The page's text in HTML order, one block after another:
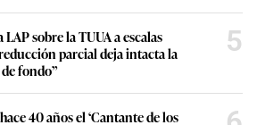
sobre la TUUA a escalas
parcial deja intacta la
fondo”
5
40 años el ‘Cantante de los